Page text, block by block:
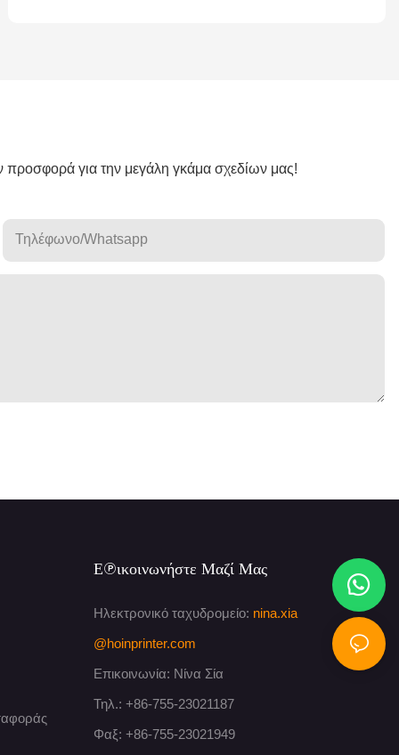
για την μεγάλη γκάμα σχεδίων μας!
Τηλέφωνο/whatsapp
Επικοινωνήστε Μαζί Μας
Ηλεκτρονικό ταχυδρομείο: nina.xia
@hoinprinter.com
Επικοινωνία: Νίνα Σία
Τηλ.: +86-755-23021187
Φαξ: +86-755-23021949